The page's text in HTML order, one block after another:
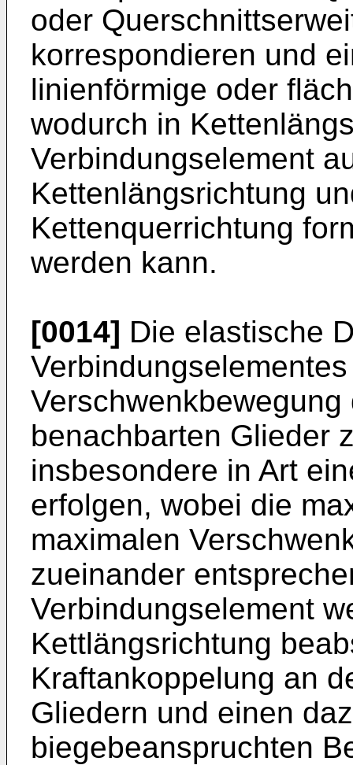
oder
korrespondieren und
linienförmige oder
wodurch in
Verbindungselement
Kettenlängsrichtung
Kettenquerrichtung
werden kann.
[0014] Die elastische
benachbarten Glieder
insbesondere in Art
erfolgen, wobei die
maximalen
zueinander
Verbindungselement
Kettlängsrichtung
Kraftankoppelung an
Gliedern und einen
biegebeanspruchten